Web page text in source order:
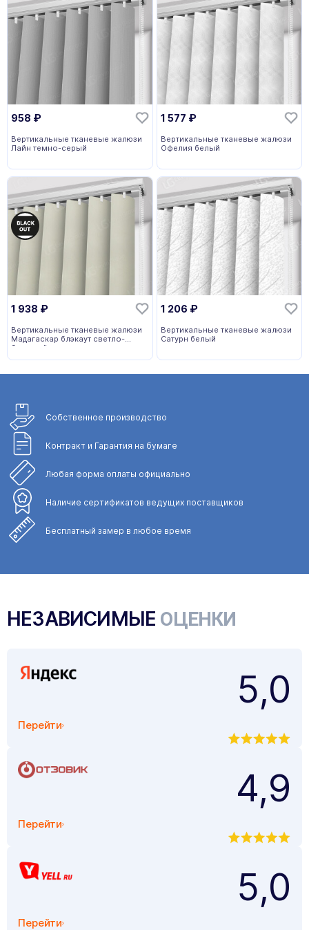
958 ₽
Вертикальные тканевые жалюзи
Лайн темно-серый
1 577 ₽
Вертикальные тканевые жалюзи
Офелия белый
1 938 ₽
Вертикальные тканевые жалюзи
Мадагаскар блэкаут светло-
бежевый
1 206 ₽
Вертикальные тканевые жалюзи
Сатурн белый
Собственное производство
Контракт и Гарантия на бумаге
Любая форма оплаты официально
Наличие сертификатов ведущих поставщиков
Бесплатный замер в любое время
НЕЗАВИСИМЫЕ ОЦЕНКИ
Перейти
5,0
Перейти
4,9
Перейти
5,0